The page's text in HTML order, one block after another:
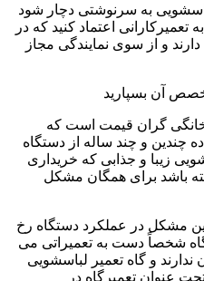
به سرنوشتی دچار شود
اعتماد کنید که در
و از سوی نمایندگی مجاز
آن بسپارید
گران قیمت است که
چندین و چند ساله از دستگاه
زیبا و جذابی که خریداری
باشد برای همگان مشکل
مشکل در عملکرد دستگاه رخ
شخصاً دست به تعمیراتی می
و گاه تعمیر لباسشویی
عنوان تعمیرگاه در